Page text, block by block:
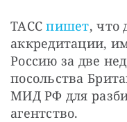
ТАСС пишет, что
аккредитации,
Россию за две
посольства
МИД РФ для
агентство.